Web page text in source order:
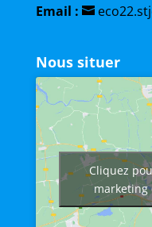
Email :
Nous situer
Cliquez
marketing